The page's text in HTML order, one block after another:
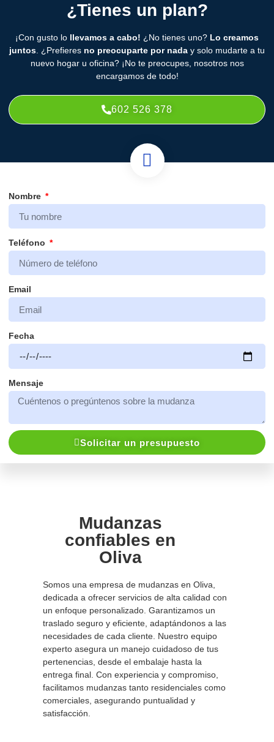
¿Tienes un plan?
¡Con gusto lo llevamos a cabo! ¿No tienes uno? Lo creamos
juntos . ¿Prefieres no preocuparte por nada y solo mudarte a tu
nuevo hogar u oficina? ¡No te preocupes, nosotros nos
encargamos de todo!
602 526 378
Nombre
Teléfono
Email
Fecha
Mensaje
Solicitar un presupuesto
Mudanzas
confiables en
Oliva
Somos una empresa de mudanzas en Oliva,
dedicada a ofrecer servicios de alta calidad con
un enfoque personalizado. Garantizamos un
traslado seguro y eficiente, adaptándonos a las
necesidades de cada cliente. Nuestro equipo
experto asegura un manejo cuidadoso de tus
pertenencias, desde el embalaje hasta la
entrega final. Con experiencia y compromiso,
facilitamos mudanzas tanto residenciales como
comerciales, asegurando puntualidad y
satisfacción.